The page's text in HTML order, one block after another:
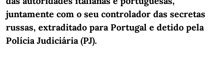
juntamente com o seu controlador das secretas
russas, extraditado para Portugal e detido pela
Polícia Judiciária (PJ).